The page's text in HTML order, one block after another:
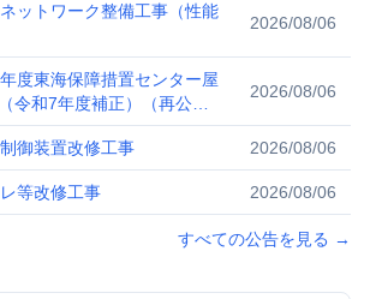
ットワーク整備工事（性能
2026/08/06
度東海保障措置センター屋
令和7年度補正）（再公
2026/08/06
御装置改修工事 2026/08/06
等改修工事 2026/08/06
すべての公告を見る →